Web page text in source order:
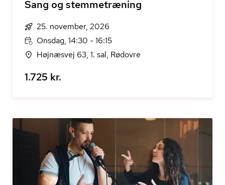
Sang og stemmetræning
25. november, 2026
Onsdag, 14:30 - 16:15
Højnæsvej 63, 1. sal, Rødovre
1.725 kr.